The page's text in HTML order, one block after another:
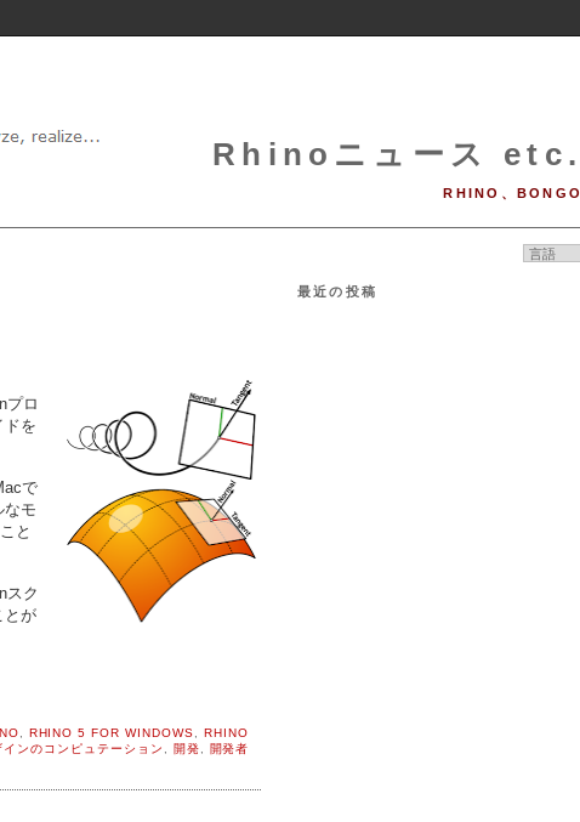
Rhinoニュース etc.
RHINO、BONGO
プロ
ドを
で
なモ
と
スク
とが
, RHINO 5 FOR WINDOWS, RHINO
インのコンピュテーション , 開発, 開発者
最近の投稿